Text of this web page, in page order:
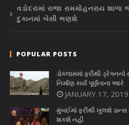
વડોદરામાં રાજા રામમોહનરાય શાળા
દુકાનમાં બેસી ભણશે
POPULAR POSTS
ડોકલામમાં ફરીથી
નિર્માણ કાર્ય પૂર્ણતાના આરે
JANUARY 17, 2019
મુંબઈમાં ફરીથી ખુલશે ડાન્સ
શકશે નહીં